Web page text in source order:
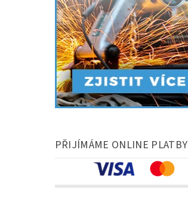
PŘIJÍMÁME ONLINE PLATBY